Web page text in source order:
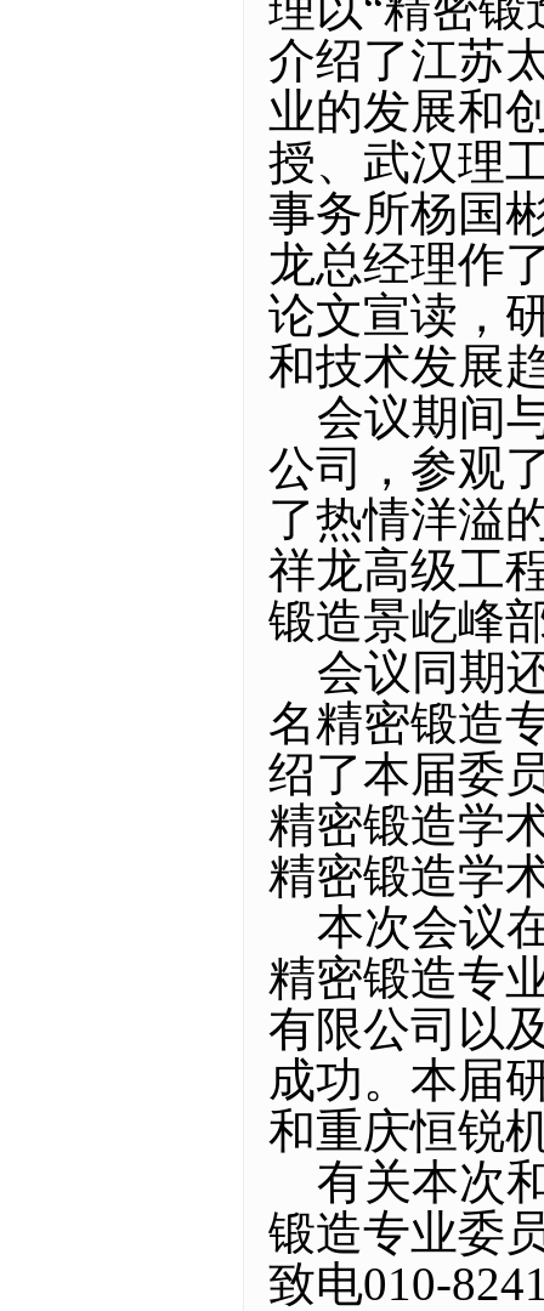
介绍了江苏
业的发展和
授、武汉理
事务所杨国
龙总经理作
论文宣读，
和技术发展
会议期间
公司，参观
了热情洋溢
祥龙高级工
锻造景屹峰
会议同期
名精密锻造
绍了本届委
精密锻造学
精密锻造学
本次会议
精密锻造专
有限公司以
成功。本届
和重庆恒锐
有关本次
锻造专业委
致电010-